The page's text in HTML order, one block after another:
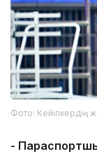
Фото: Кейіпкердің
-